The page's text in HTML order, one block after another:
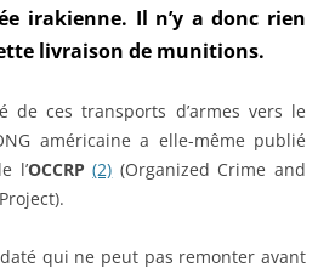
irakienne. Il n’y a donc rien
livraison de munitions.
de ces transports d’armes vers le
américaine a elle-même publié
l’OCCRP (2) (Organized Crime and
qui ne peut pas remonter avant